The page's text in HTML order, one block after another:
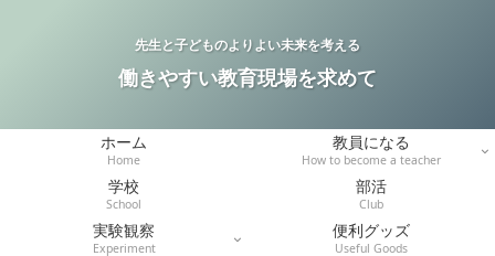
先生と子どものよりよい未来を考える
働きやすい教育現場を求めて
ホーム
Home
教員になる
How to become a teacher
学校
School
部活
Club
実験観察
Experiment
便利グッズ
Useful Goods